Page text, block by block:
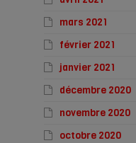
mars 2021
février 2021
janvier 2021
décembre 2020
novembre 2020
octobre 2020